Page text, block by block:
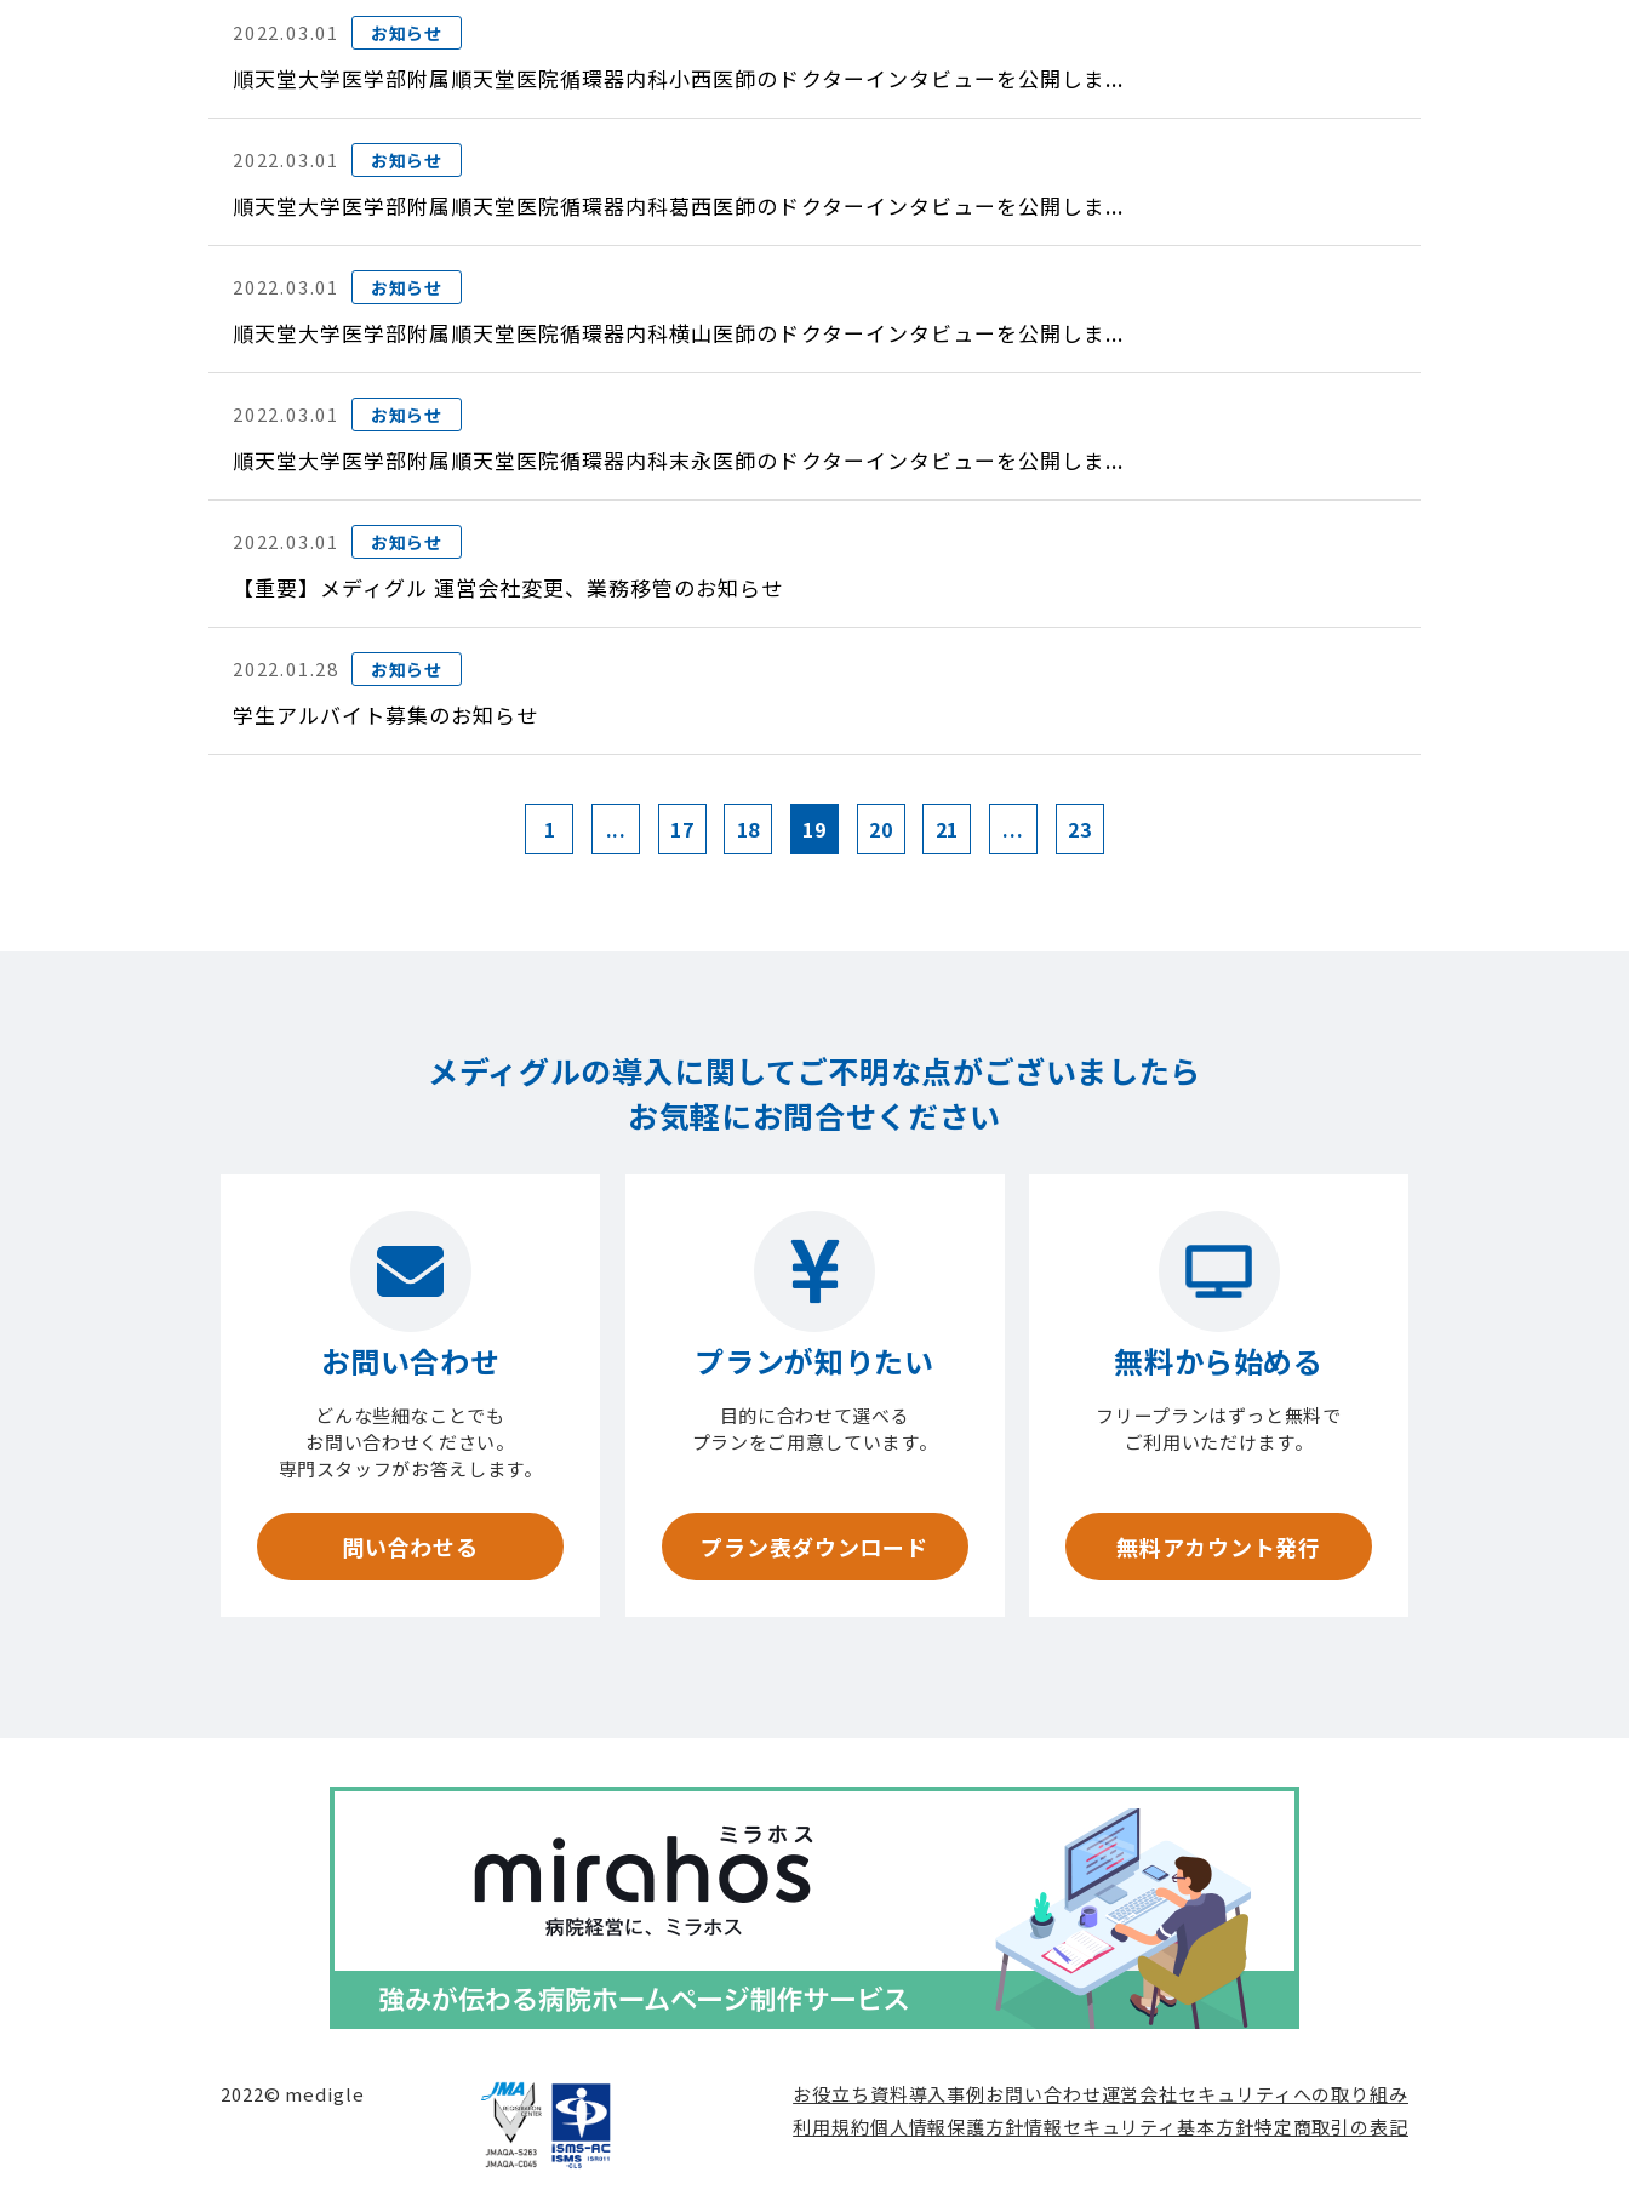
2022.03.01 お知らせ
順天堂大学医学部附属順天堂医院循環器内科小西医師のドクターインタビューを公開しま...
2022.03.01 お知らせ
順天堂大学医学部附属順天堂医院循環器内科葛西医師のドクターインタビューを公開しま...
2022.03.01 お知らせ
順天堂大学医学部附属順天堂医院循環器内科横山医師のドクターインタビューを公開しま...
2022.03.01 お知らせ
順天堂大学医学部附属順天堂医院循環器内科末永医師のドクターインタビューを公開しま...
2022.03.01 お知らせ
【重要】メディグル 運営会社変更、業務移管のお知らせ
2022.01.28 お知らせ
学生アルバイト募集のお知らせ
1 ... 17 18 19 20 21 ... 23
メディグルの導入に関してご不明な点がございましたら
お気軽にお問合せください
お問い合わせ
どんな些細なことでも
お問い合わせください。
専門スタッフがお答えします。
問い合わせる
プランが知りたい
目的に合わせて選べる
プランをご用意しています。
プラン表ダウンロード
無料から始める
フリープランはずっと無料で
ご利用いただけます。
無料アカウント発行
2022© medigle お役立ち資料導入事例お問い合わせ運営会社セキュリティへの取り組み
利用規約個人情報保護方針情報セキュリティ基本方針特定商取引の表記